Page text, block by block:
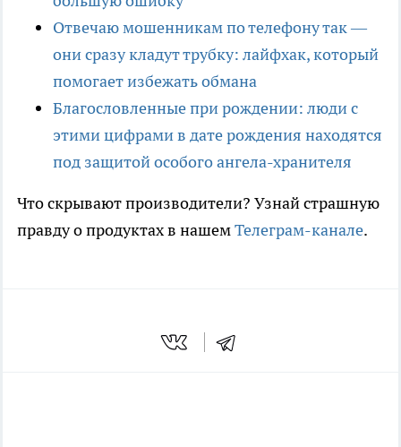
Отвечаю мошенникам по телефону так —
они сразу кладут трубку: лайфхак, который
помогает избежать обмана
Благословленные при рождении: люди с
этими цифрами в дате рождения находятся
под защитой особого ангела-хранителя
Что скрывают производители? Узнай страшную
правду о продуктах в нашемТелеграм-канале.